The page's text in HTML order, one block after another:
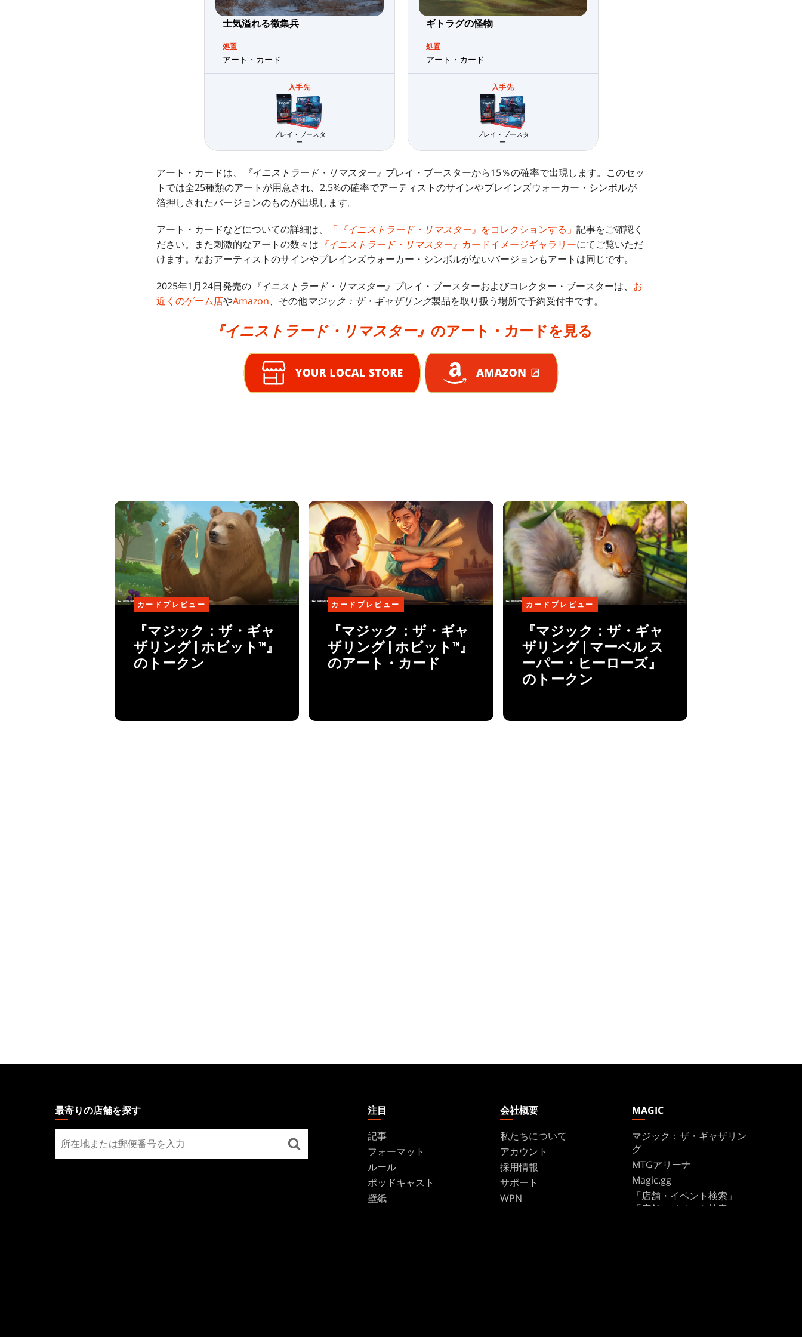
士気溢れる徴集兵
処置
アート・カード
入手先
プレイ・ブースタ
ー
ギトラグの怪物
処置
アート・カード
入手先
プレイ・ブースタ
ー
アート・カードは、 『イニストラード・リマスター』 プレイ・ブースターから15％の確率で出現します。このセッ
トでは全25種類のアートが用意され、2.5%の確率でアーティストのサインやプレインズウォーカー・シンボルが
箔押しされたバージョンのものが出現します。
アート・カードなどについての詳細は、 「 『イニストラード・リマスター』 をコレクションする」 記事をご確認く
ださい。また刺激的なアートの数々は 『イニストラード・リマスター』 カードイメージギャラリーにてご覧いただ
けます。なおアーティストのサインやプレインズウォーカー・シンボルがないバージョンもアートは同じです。
2025年1月24日発売の 『イニストラード・リマスター』 プレイ・ブースターおよびコレクター・ブースターは、 お
近くのゲーム店やAmazon、その他マジック：ザ・ギャザリング製品を取り扱う場所で予約受付中です。
『イニストラード・リマスター』 のアート・カードを見る
カードプレビュー
『マジック：ザ・ギャ
ザリング | ホビット™』
のトークン
カードプレビュー
『マジック：ザ・ギャ
ザリング | ホビット™』
のアート・カード
カードプレビュー
『マジック：ザ・ギャ
ザリング | マーベル ス
ーパー・ヒーローズ』
のトークン
GATHERING最寄りの店舗を探す
寄
り
注目
記事
フォーマット
ルール
ポッドキャスト
壁紙
会社概要
私たちについて
アカウント
採用情報
サポート
WPN
MAGIC
マジック：ザ・ギャザリン
グ
MTGアリーナ
Magic.gg
「店舗・イベント検索」
「店舗・イベント検索」